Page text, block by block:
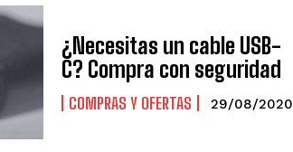
¿Necesitas un cable USB-
C? Compra con seguridad
COMPRAS Y OFERTAS 29/08/2020